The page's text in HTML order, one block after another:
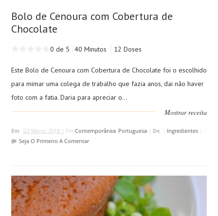
Bolo de Cenoura com Cobertura de
Chocolate
0 de 5 40 Minutos 12 Doses
Este Bolo de Cenoura com Cobertura de Chocolate foi o escolhido
para mimar uma colega de trabalho que fazia anos, dai não haver
foto com a fatia. Daria para apreciar o...
Mostrar receita
Em 22 Março, 2018 | Em Contemporânea, Portuguesa| De Ingredientes|
Seja O Primeiro A Comentar